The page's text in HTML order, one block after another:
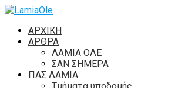
ΑΡΧΙΚΗ
ΑΡΘΡΑ
ΛΑΜΙΑ ΟΛΕ
ΣΑΝ ΣΗΜΕΡΑ
ΠΑΣ ΛΑΜΙΑ